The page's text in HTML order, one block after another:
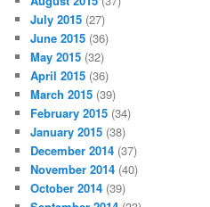
July 2015 (27)
June 2015 (36)
May 2015 (32)
April 2015 (36)
March 2015 (39)
February 2015 (34)
January 2015 (38)
December 2014 (37)
November 2014 (40)
October 2014 (39)